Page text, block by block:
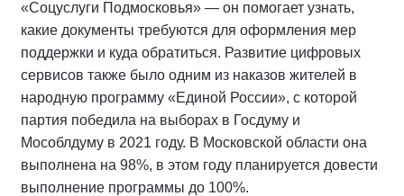
«Соцуслуги Подмосковья» — он помогает узнать,
какие документы требуются для оформления мер
поддержки и куда обратиться. Развитие цифровых
сервисов также было одним из наказов жителей в
народную программу «Единой России», с которой
партия победила на выборах в Госдуму и
Мособлдуму в 2021 году. В Московской области она
выполнена на 98%, в этом году планируется довести
выполнение программы до 100%.